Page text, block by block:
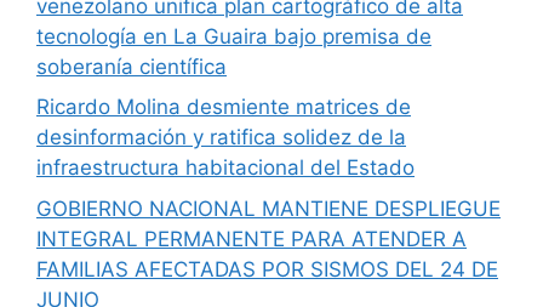
venezolano unifica plan cartográfico de alta
tecnología en La Guaira bajo premisa de
soberanía científica
Ricardo Molina desmiente matrices de
desinformación y ratifica solidez de la
infraestructura habitacional del Estado
GOBIERNO NACIONAL MANTIENE DESPLIEGUE
INTEGRAL PERMANENTE PARA ATENDER A
FAMILIAS AFECTADAS POR SISMOS DEL 24 DE
JUNIO